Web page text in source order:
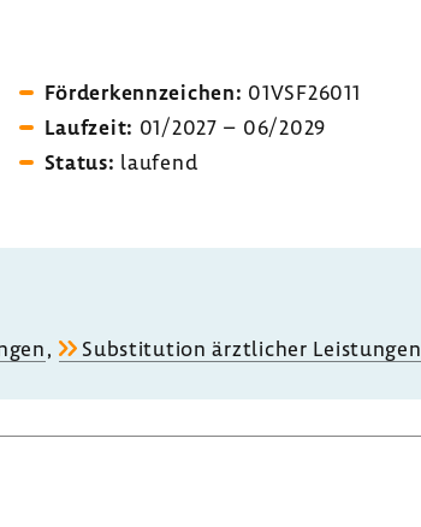
Förder­kenn­zei­chen: 01VSF26011
Lauf­zeit: 01/2027 – 06/2029
Status: laufend
, Substi­tu­tion ärzt­li­cher Leis­tungen